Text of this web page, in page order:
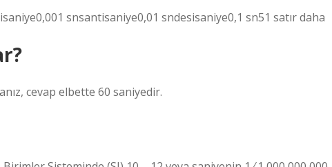
snsantisaniye0,01 sndesisaniye0,1 sn51 satır daha
cevap elbette 60 saniyedir.